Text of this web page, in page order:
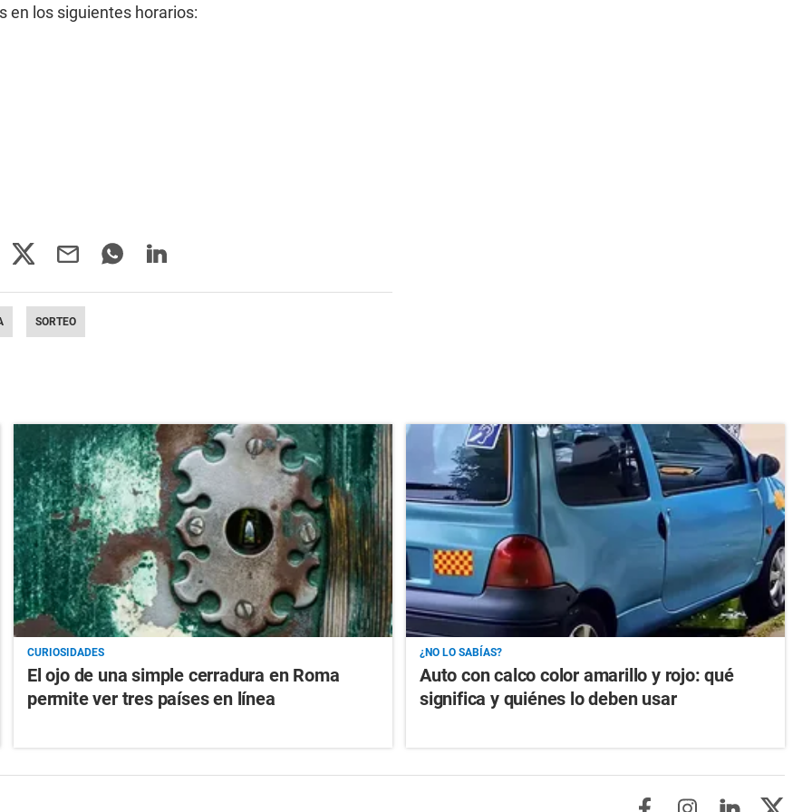
en los siguientes horarios:
SORTEO
CURIOSIDADES
El ojo de una simple cerradura en Roma
permite ver tres países en línea
¿NO LO SABÍAS?
Auto con calco color amarillo y rojo: qué
significa y quiénes lo deben usar